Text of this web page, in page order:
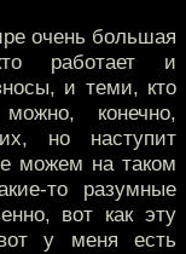
очень большая
работает и
и теми, кто
конечно,
но наступит
можем на таком
то разумные
вот как эту
у меня есть